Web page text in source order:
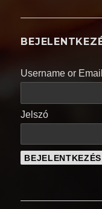
kifejezésre:
Username or Email
Jelszó